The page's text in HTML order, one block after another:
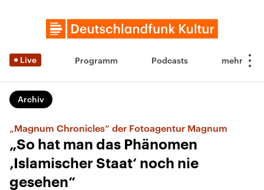
Live Programm Podcasts
Archiv
„Magnum Chronicles“ der Fotoagentur Magnum
„So hat man das Phänomen
‚Islamischer Staat‘ noch nie
gesehen“